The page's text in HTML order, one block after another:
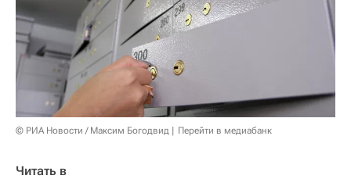
© РИА Новости / Максим Богодвид Перейти в медиабанк
Читать в